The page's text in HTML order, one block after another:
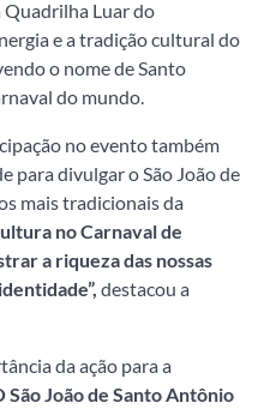
Quadrilha Luar do
e a tradição cultural do
o nome de Santo
do mundo.
no evento também
para divulgar o São João de
mais tradicionais da
no Carnaval de
a riqueza das nossas
destacou a
da ação para a
São João de Santo Antônio